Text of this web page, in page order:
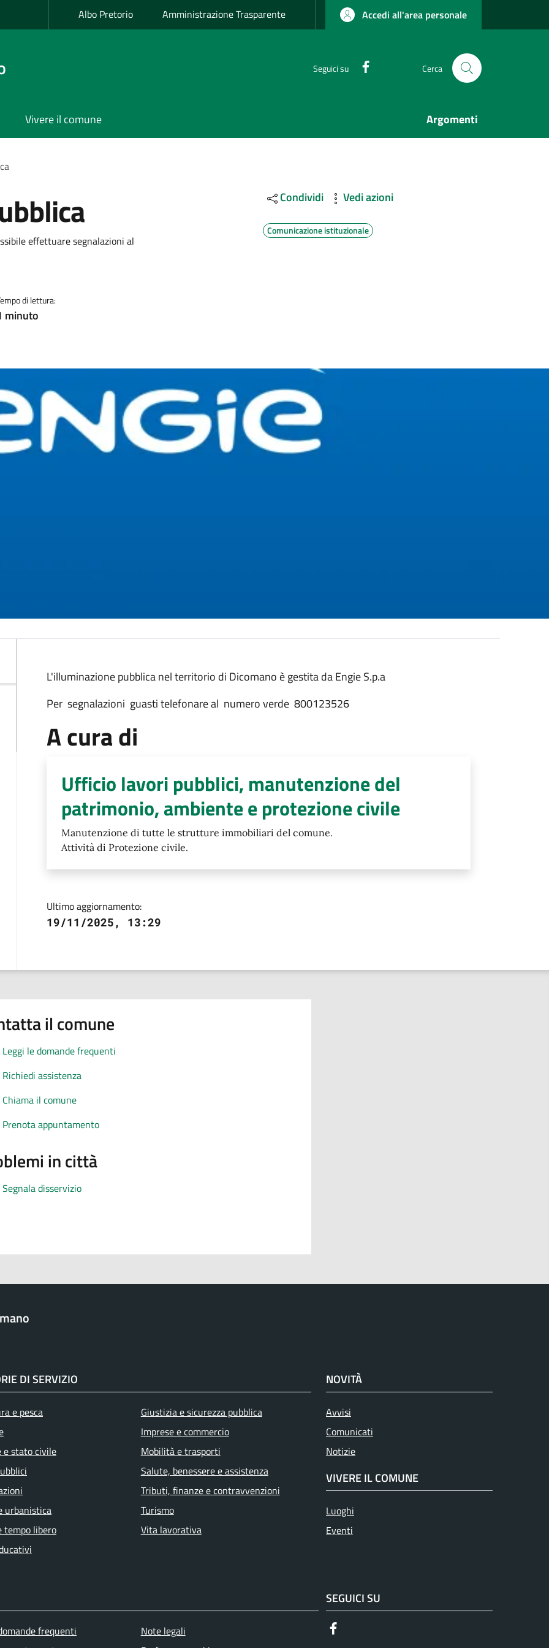
Albo Pretorio Amministrazione Trasparente Accedi all'area personale
Seguici su Cerca
Vivere il comune Argomenti
effettuare segnalazioni al
di lettura:
minuto
Condividi Vedi azioni
Comunicazione istituzionale
Descrizione
L'illuminazione pubblica nel territorio di Dicomano è gestita da Engie S.p.a
Per segnalazioni guasti telefonare al numero verde 800123526
A cura di
Ufficio lavori pubblici, manutenzione del
patrimonio, ambiente e protezione civile
Manutenzione di tutte le strutture immobiliari del comune.
Attività di Protezione civile.
Ultimo aggiornamento:
19/11/2025, 13:29
il comune
Leggi le domande frequenti
Richiedi assistenza
Chiama il comune
Prenota appuntamento
in città
Segnala disservizio
DI SERVIZIO
e pesca
e stato civile
urbanistica
tempo libero
Giustizia e sicurezza pubblica
Imprese e commercio
Mobilità e trasporti
Salute, benessere e assistenza
Tributi, finanze e contravvenzioni
Turismo
Vita lavorativa
NOVITÀ
Avvisi
Comunicati
Notizie
VIVERE IL COMUNE
Luoghi
Eventi
piè di pagina
frequenti
Note legali
SEGUICI SU